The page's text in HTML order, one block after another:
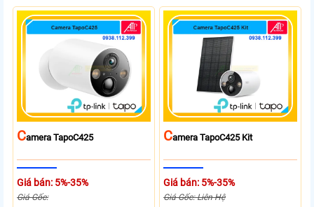
CAmera TapoC425
Giá bán: 5%-35%
Giá Gốc:
CAmera TapoC425 Kit
Giá bán: 5%-35%
Giá Gốc: Liên Hệ